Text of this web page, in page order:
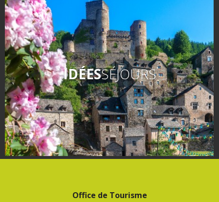
IDÉESSÉJOURS
Office de Tourisme